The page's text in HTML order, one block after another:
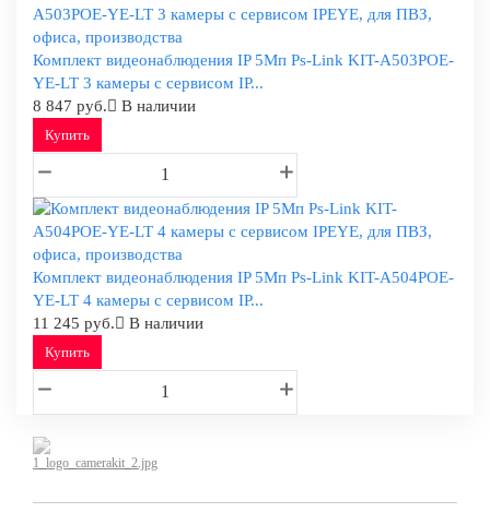
Комплект видеонаблюдения IP 5Мп Ps-Link KIT-A503POE-
YE-LT 3 камеры с сервисом IP...
8 847 руб.
В наличии
Купить
Комплект видеонаблюдения IP 5Мп Ps-Link KIT-A504POE-
YE-LT 4 камеры с сервисом IP...
11 245 руб.
В наличии
Купить